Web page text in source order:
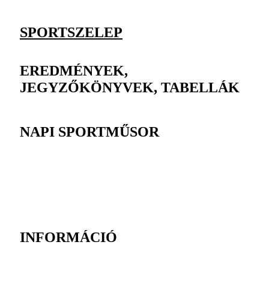
SPORTSZELEP
EREDMÉNYEK,
JEGYZŐKÖNYVEK, TABELLÁK
NAPI SPORTMŰSOR
INFORMÁCIÓ